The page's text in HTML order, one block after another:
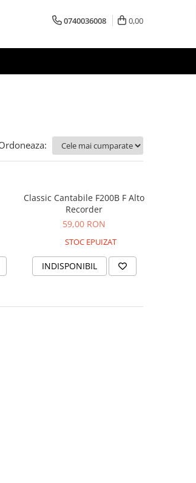
0740036008 0,00
Classic Cantabile F200B F Alto
Recorder
59,00 RON
STOC EPUIZAT
INDISPONIBIL